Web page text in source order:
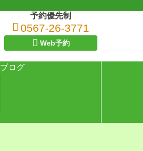
予約優先制
0567-26-3771
Web予約
ブログ